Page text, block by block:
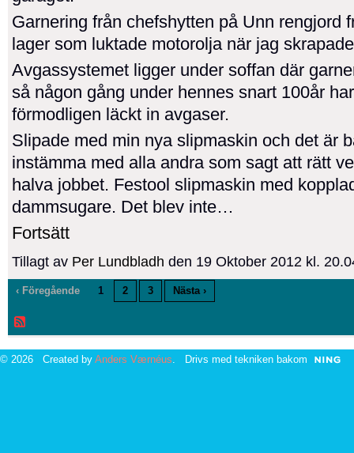
Garnering från chefshytten på Unn rengjord
lager som luktade motorolja när jag
Avgassystemet ligger under soffan där
så någon gång under hennes snart 100år
förmodligen läckt in avgaser.
Slipade med min nya slipmaskin och det är
instämma med alla andra som sagt att rätt
halva jobbet. Festool slipmaskin med
dammsugare. Det blev inte…
Fortsätt
Tillagt av Per Lundbladh den 19 Oktober 2012 kl.
‹ Föregående 1 2 3 Nästa ›
© 2026 Created by Anders Værnéus. Drivs med tekniken bakom